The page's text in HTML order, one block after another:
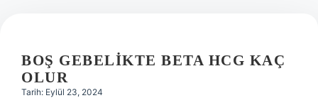
BOŞ GEBELIKTE BETA HCG KAÇ
OLUR
Tarih: Eylül 23, 2024